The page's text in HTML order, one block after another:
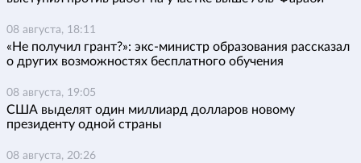
08 августа, 18:11
«Не получил грант?»: экс-министр образования рассказал
о других возможностях бесплатного обучения
08 августа, 19:05
США выделят один миллиард долларов новому
президенту одной страны
08 августа, 20:26